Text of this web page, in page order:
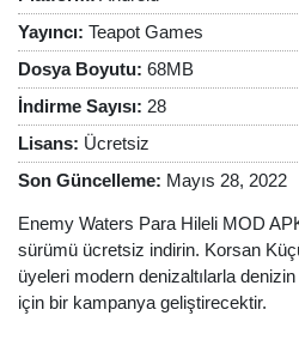
Yayıncı: Teapot Games
Dosya Boyutu: 68MB
İndirme Sayısı: 28
Lisans: Ücretsiz
Son Güncelleme: Mayıs 28, 2022
Enemy Waters Para Hileli MOD
sürümü ücretsiz indirin. Korsan
üyeleri modern denizaltılarla
için bir kampanya geliştirecektir.